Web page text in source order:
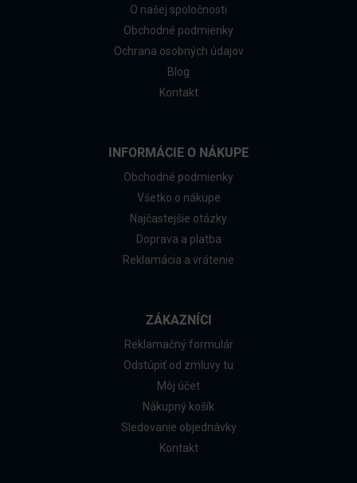
O našej spoločnosti
Obchodné podmienky
Ochrana osobných údajov
Blog
Kontakt
INFORMÁCIE O NÁKUPE
Obchodné podmienky
Všetko o nákupe
Najčastejšie otázky
Doprava a platba
Reklamácia a vrátenie
ZÁKAZNÍCI
Reklamačný formulár
Odstúpiť od zmluvy tu
Môj účet
Nákupný košík
Sledovanie objednávky
Kontakt